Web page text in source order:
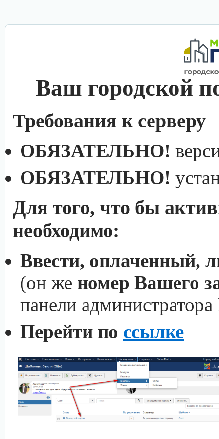
Ваш городской
Требования к серверу
ОБЯЗАТЕЛЬНО!
ОБЯЗАТЕЛЬНО!
Для того, что бы
необходимо:
Ввести, оплаченный,
(он же номер Вашего
панели
Перейти по ссылке